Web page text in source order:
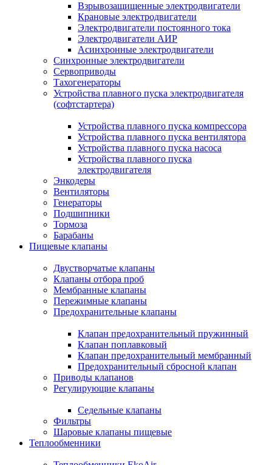
Взрывозащищенные электродвигатели
Крановые электродвигатели
Электродвигатели постоянного тока
Электродвигатели АИР
Асинхронные электродвигатели
Синхронные электродвигатели
Сервоприводы
Тахогенераторы
Устройства плавного пуска электродвигателя
(софтстартера)
Устройства плавного пуска компрессора
Устройства плавного пуска вентилятора
Устройства плавного пуска насоса
Устройства плавного пуска
электродвигателя
Энкодеры
Вентиляторы
Генераторы
Подшипники
Тормоза
Барабаны
Пищевые клапаны
Двустворчатые клапаны
Клапаны отбора проб
Мембранные клапаны
Пережимные клапаны
Предохранительные клапаны
Клапан предохранительный пружинный
Клапан поплавковый
Клапан предохранительный мембранный
Предохранительный сбросной клапан
Приводы клапанов
Регулирующие клапаны
Седельные клапаны
Фильтры
Шаровые клапаны пищевые
Теплообменники